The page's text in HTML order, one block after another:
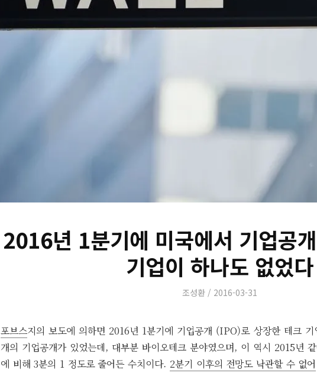
2016년 1분기에 미국에서 기업공
기업이 하나도 없었다
Author
조성환
Posted
2016-03-31
포브스지의 보도에 의하면 2016년 1분기에 기업공개 (IPO)로 상장한 테크
개의 기업공개가 있었는데, 대부분 바이오테크 분야였으며, 이 역시 2015년
에 비해 3분의 1 정도로 줄어든 수치이다. 2분기 이후의 전망도 낙관할 수 없어